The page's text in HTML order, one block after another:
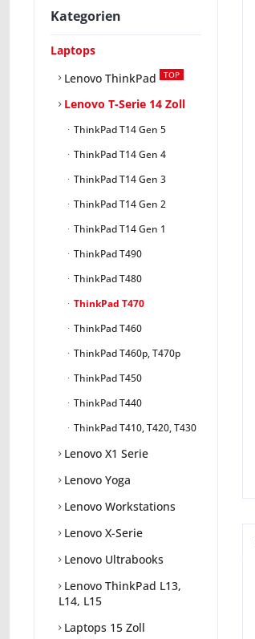
Kategorien
Laptops
Lenovo ThinkPad
TOP
Lenovo T-Serie 14 Zoll
ThinkPad T14 Gen 5
ThinkPad T14 Gen 4
ThinkPad T14 Gen 3
ThinkPad T14 Gen 2
ThinkPad T14 Gen 1
ThinkPad T490
ThinkPad T480
ThinkPad T470
ThinkPad T460
ThinkPad T460p, T470p
ThinkPad T450
ThinkPad T440
ThinkPad T410, T420, T430
Lenovo X1 Serie
Lenovo Yoga
Lenovo Workstations
Lenovo X-Serie
Lenovo Ultrabooks
Lenovo ThinkPad L13,
L14, L15
Laptops 15 Zoll